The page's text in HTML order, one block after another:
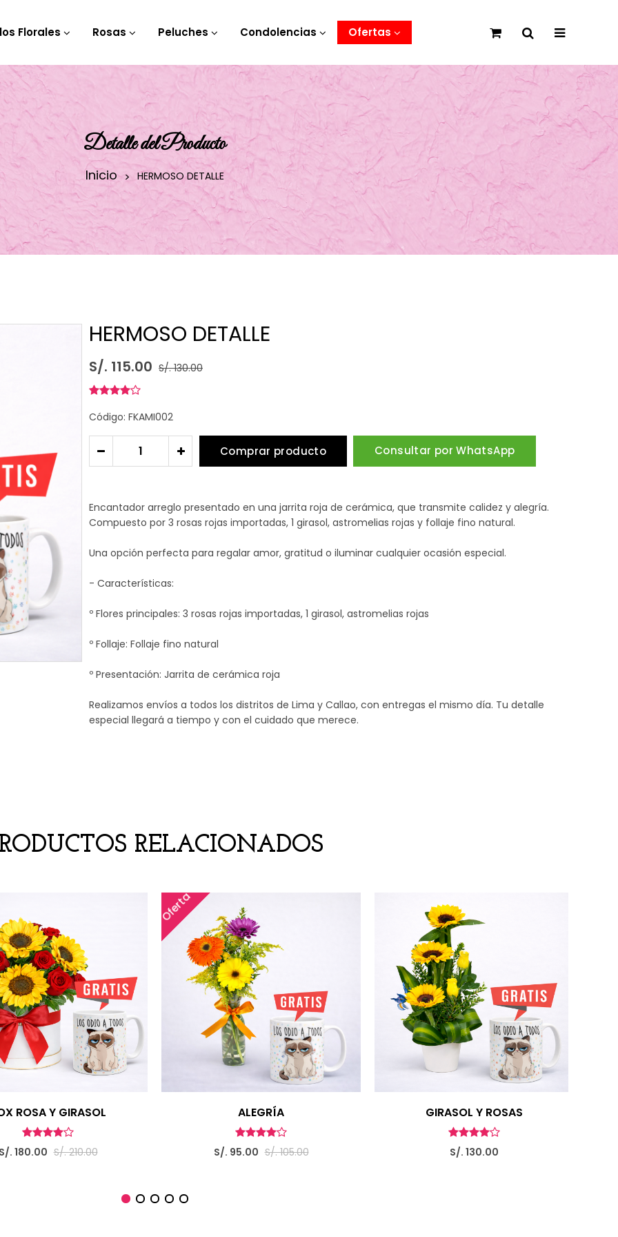
Florales Rosas Peluches Condolencias Ofertas
Detalle del Producto
Inicio HERMOSO DETALLE
HERMOSO DETALLE
S/. 115.00 S/. 130.00
Código: FKAMI002
- + Comprar producto Consultar por WhatsApp
Encantador arreglo presentado en una jarrita roja de cerámica, que transmite calidez y alegría.
Compuesto por 3 rosas rojas importadas, 1 girasol, astromelias rojas y follaje fino natural.
Una opción perfecta para regalar amor, gratitud o iluminar cualquier ocasión especial.
- Características:
º Flores principales: 3 rosas rojas importadas, 1 girasol, astromelias rojas
º Follaje: Follaje fino natural
º Presentación: Jarrita de cerámica roja
Realizamos envíos a todos los distritos de Lima y Callao, con entregas el mismo día. Tu detalle
especial llegará a tiempo y con el cuidado que merece.
RELACIONADOS
ROSA Y GIRASOL
. 180.00 S/. 210.00
Oferta
ALEGRÍA
S/. 95.00 S/. 105.00
GIRASOL Y ROSAS
S/. 130.00